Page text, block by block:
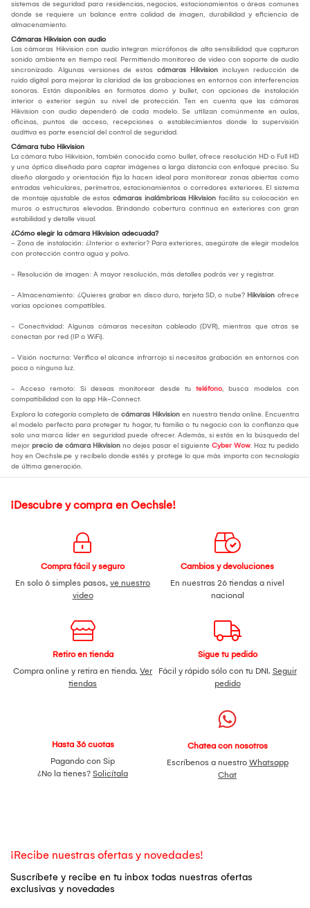
sistemas de seguridad para residencias, negocios, estacionamientos o áreas comunes
donde se requiere un balance entre calidad de imagen, durabilidad y eficiencia de
almacenamiento.
Cámaras Hikvision con audio
Las cámaras Hikvision con audio integran micrófonos de alta sensibilidad que capturan
sonido ambiente en tiempo real. Permitiendo monitoreo de video con soporte de audio
sincronizado. Algunas versiones de estas cámaras Hikvision incluyen reducción de
ruido digital para mejorar la claridad de las grabaciones en entornos con interferencias
sonoras. Están disponibles en formatos domo y bullet, con opciones de instalación
interior o exterior según su nivel de protección. Ten en cuenta que las cámaras
Hikvision con audio dependerá de cada modelo. Se utilizan comúnmente en aulas,
oficinas, puntos de acceso, recepciones o establecimientos donde la supervisión
auditiva es parte esencial del control de seguridad.
Cámara tubo Hikvision
La cámara tubo Hikvision, también conocida como bullet, ofrece resolución HD o Full HD
y una óptica diseñada para captar imágenes a larga distancia con enfoque preciso. Su
diseño alargado y orientación fija la hacen ideal para monitorear zonas abiertas como
entradas vehiculares, perímetros, estacionamientos o corredores exteriores. El sistema
de montaje ajustable de estas cámaras inalámbricas Hikvision facilita su colocación en
muros o estructuras elevadas. Brindando cobertura continua en exteriores con gran
estabilidad y detalle visual.
¿Cómo elegir la cámara Hikvision adecuada?
- Zona de instalación: ¿Interior o exterior? Para exteriores, asegúrate de elegir modelos
con protección contra agua y polvo.
- Resolución de imagen: A mayor resolución, más detalles podrás ver y registrar.
- Almacenamiento: ¿Quieres grabar en disco duro, tarjeta SD, o nube? Hikvision ofrece
varias opciones compatibles.
- Conectividad: Algunas cámaras necesitan cableado (DVR), mientras que otras se
conectan por red (IP o WiFi).
- Visión nocturna: Verifica el alcance infrarrojo si necesitas grabación en entornos con
poca o ninguna luz.
- Acceso remoto: Si deseas monitorear desde tu teléfono, busca modelos con
compatibilidad con la app Hik-Connect.
Explora la categoría completa de cámaras Hikvision en nuestra tienda online. Encuentra
el modelo perfecto para proteger tu hogar, tu familia o tu negocio con la confianza que
solo una marca líder en seguridad puede ofrecer. Además, si estás en la búsqueda del
mejor precio de cámara Hikvision no dejes pasar el siguiente Cyber Wow. Haz tu pedido
hoy en Oechsle.pe y recíbelo donde estés y protege lo que más importa con tecnología
de última generación.
¡Descubre y compra en Oechsle!
Compra fácil y seguro
En solo 6 simples pasos, ve nuestro
video
Cambios y devoluciones
En nuestras 26 tiendas a nivel
nacional
Retiro en tienda
Compra online y retira en tienda. Ver
tiendas
Sigue tu pedido
Fácil y rápido sólo con tu DNI. Seguir
pedido
Hasta 36 cuotas
Pagando con Sip
¿No la tienes? Solicítala
Chatea con nosotros
Escríbenos a nuestro Whatsapp
Chat
¡Recibe nuestras ofertas y novedades!
Suscríbete y recibe en tu inbox todas nuestras ofertas
exclusivas y novedades